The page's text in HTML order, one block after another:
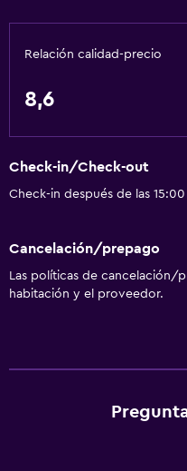
Relación calidad-precio
8,6
Check-in/Check-out
Check-in después de las
Cancelación/prepago
Las políticas de cancelación/
habitación y el proveedor.